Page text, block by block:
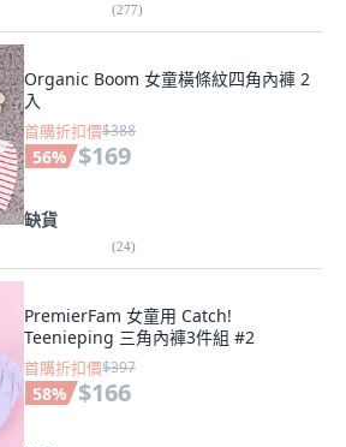
(277)
Organic Boom 女童橫條紋四角內褲 2
入
首購折扣價$388
56% $169
缺貨
(24)
PremierFam 女童用 Catch!
Teenieping 三角內褲3件組 #2
首購折扣價$397
58% $166